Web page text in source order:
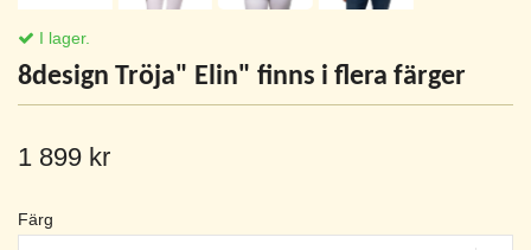
I lager.
8design Tröja" Elin" finns i flera färger
1 899 kr
Färg